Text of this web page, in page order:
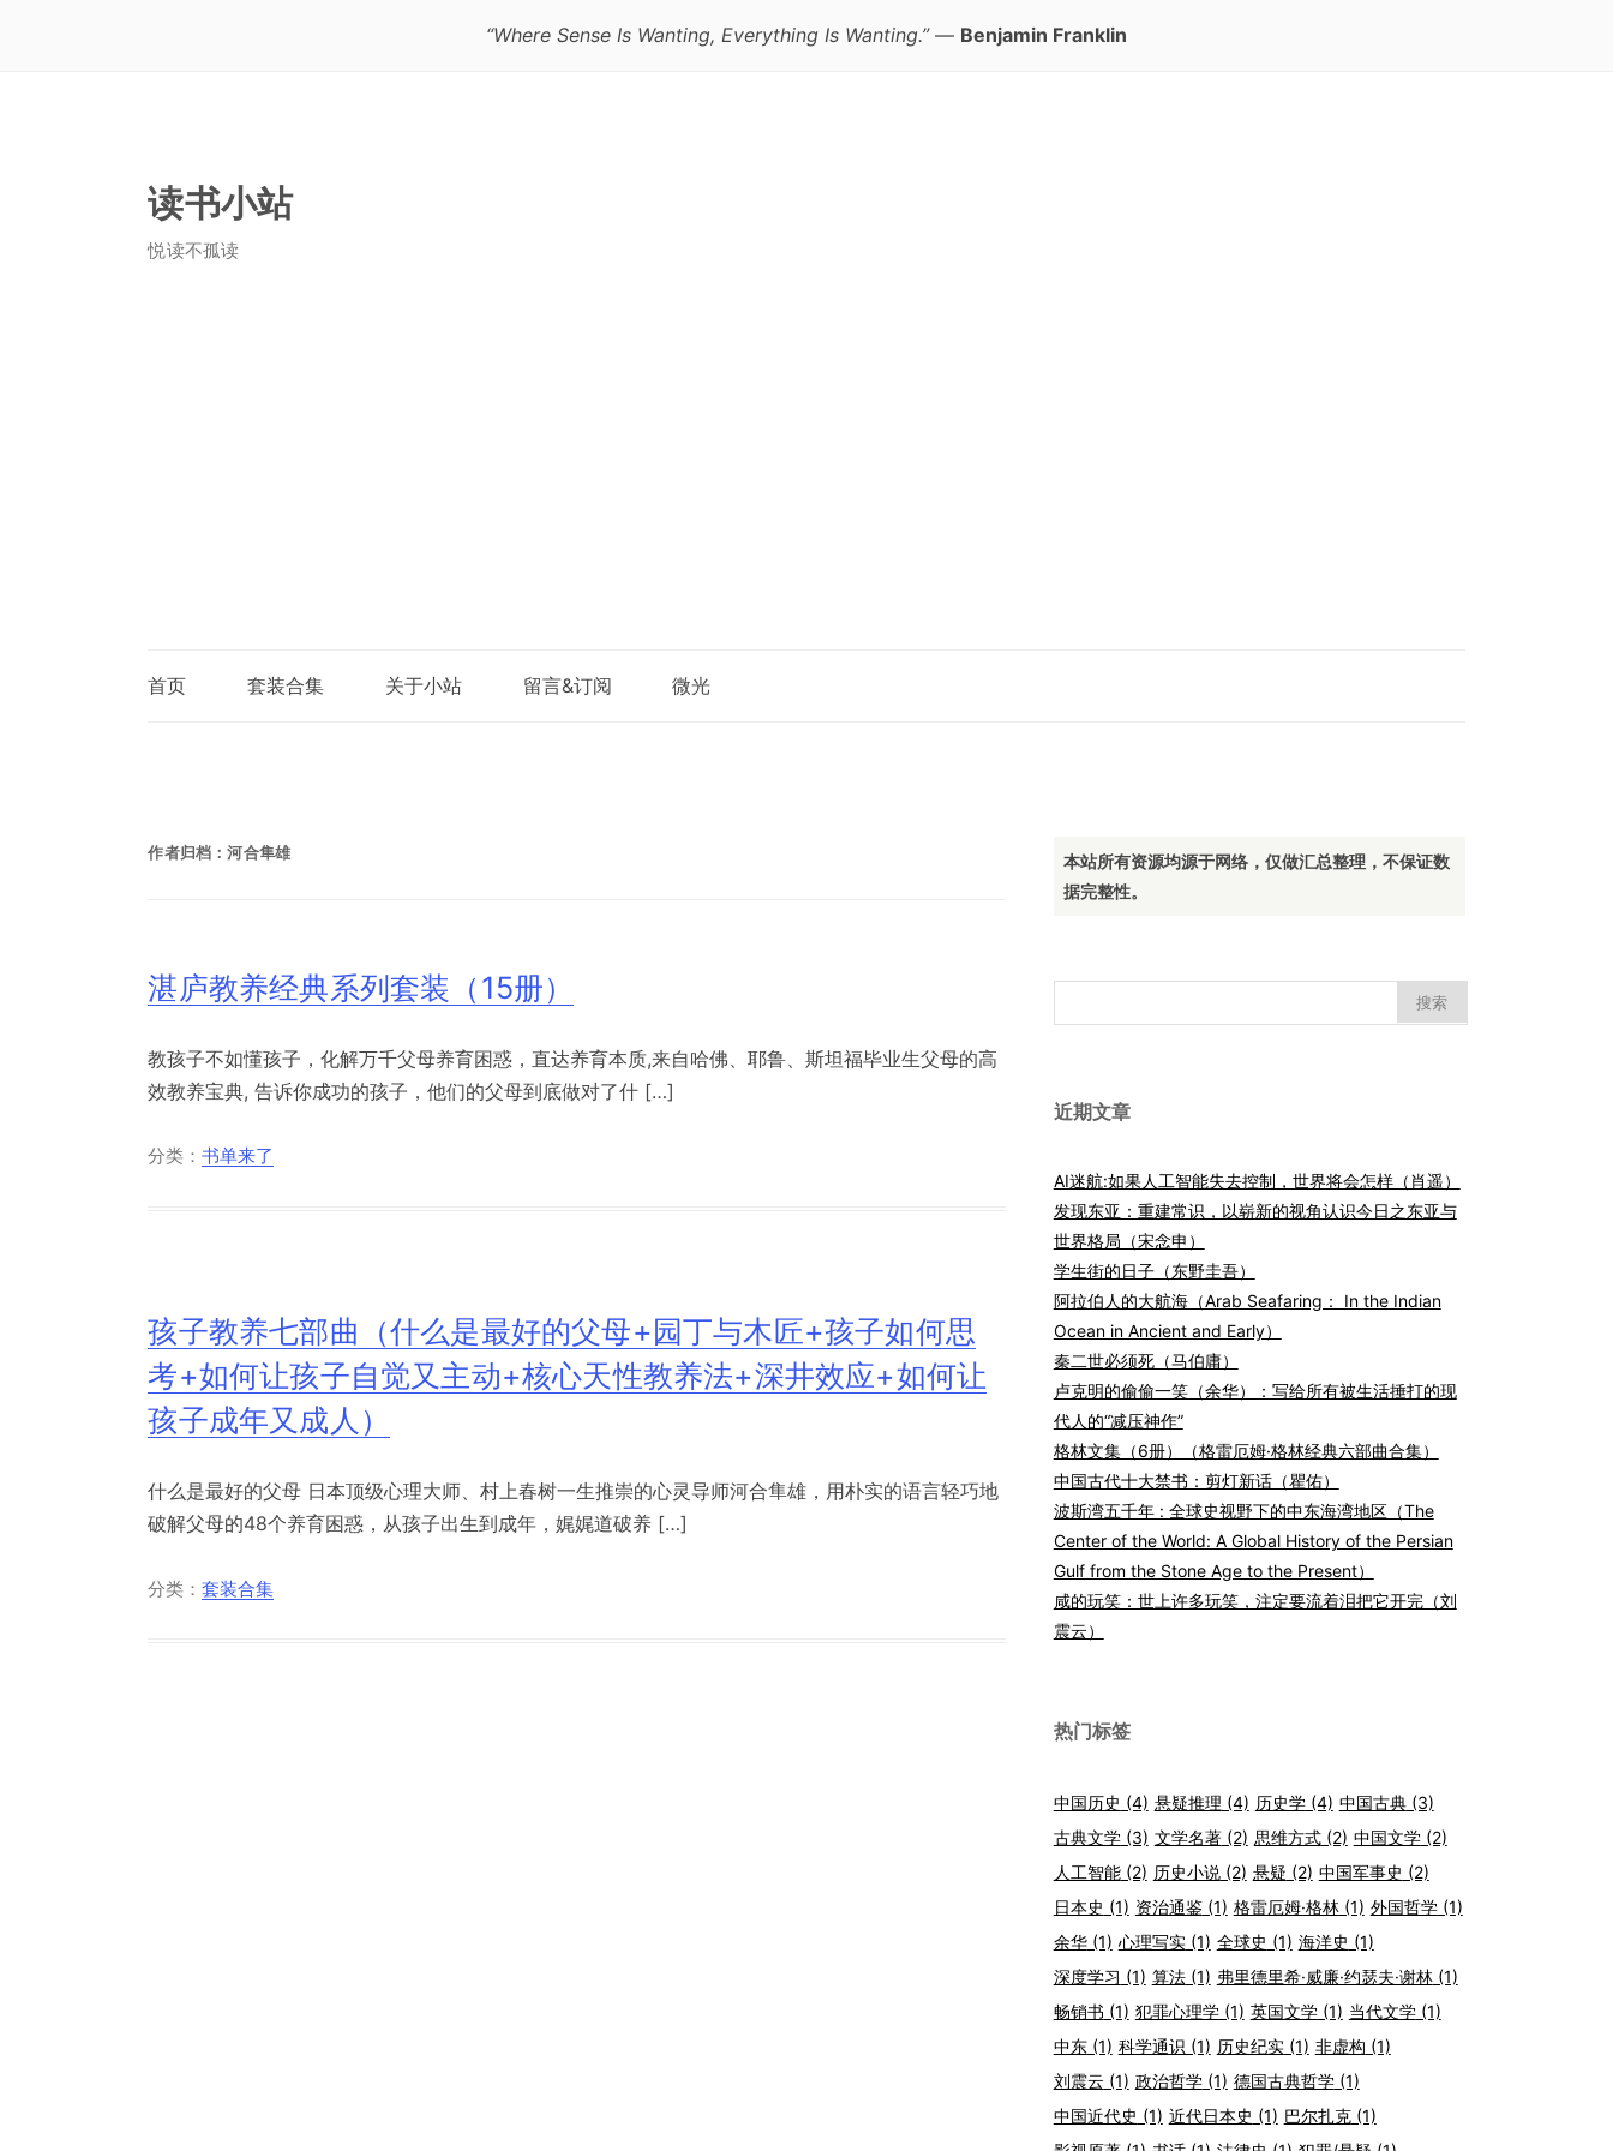
“Where Sense Is Wanting, Everything Is Wanting.”— Benjamin Franklin
读书小站
悦读不孤读
首页 套装合集 关于小站 留言&订阅 微光
作者归档：河合隼雄
湛庐教养经典系列套装（15册）
教孩子不如懂孩子，化解万千父母养育困惑，直达养育本质,来自哈佛、耶鲁、斯坦福毕业生父母的高
效教养宝典, 告诉你成功的孩子，他们的父母到底做对了什 […]
分类：书单来了
孩子教养七部曲（什么是最好的父母+园丁与木匠+孩子如何思
考+如何让孩子自觉又主动+核心天性教养法+深井效应+如何让
孩子成年又成人）
什么是最好的父母 日本顶级心理大师、村上春树一生推崇的心灵导师河合隼雄，用朴实的语言轻巧地
破解父母的48个养育困惑，从孩子出生到成年，娓娓道破养 […]
分类：套装合集
本站所有资源均源于网络，仅做汇总整理，不保证数
据完整性。
索：
近期文章
AI迷航:如果人工智能失去控制，世界将会怎样（肖遥）
发现东亚：重建常识，以崭新的视角认识今日之东亚与
世界格局（宋念申）
学生街的日子（东野圭吾）
阿拉伯人的大航海（Arab Seafaring： In the Indian
Ocean in Ancient and Early）
秦二世必须死（马伯庸）
卢克明的偷偷一笑（余华）：写给所有被生活捶打的现
代人的“减压神作”
格林文集（6册）（格雷厄姆·格林经典六部曲合集）
中国古代十大禁书：剪灯新话（瞿佑）
波斯湾五千年 : 全球史视野下的中东海湾地区（The
Center of the World: A Global History of the Persian
Gulf from the Stone Age to the Present）
咸的玩笑：世上许多玩笑，注定要流着泪把它开完（刘
震云）
热门标签
中国历史 (4) 悬疑推理 (4) 历史学(4) 中国古典(3)
古典文学(3) 文学名著(2) 思维方式(2) 中国文学(2)
人工智能(2) 历史小说(2) 悬疑 (2) 中国军事史 (2)
日本史 (1) 资治通鉴(1) 格雷厄姆·格林(1) 外国哲学(1)
余华(1) 心理写实(1) 全球史 (1) 海洋史 (1)
深度学习 (1) 算法(1) 弗里德里希·威廉·约瑟夫·谢林(1)
畅销书 (1) 犯罪心理学(1) 英国文学(1) 当代文学(1)
中东(1) 科学通识 (1) 历史纪实(1) 非虚构 (1)
刘震云 (1) 政治哲学(1) 德国古典哲学(1)
中国近代史 (1) 近代日本史 (1) 巴尔扎克(1)